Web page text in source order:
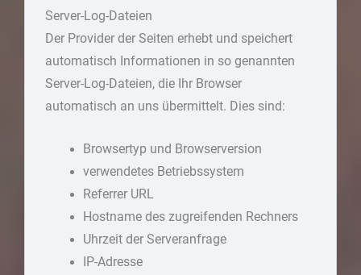
Server-Log-Dateien
Der Provider der Seiten erhebt und speichert
automatisch Informationen in so genannten
Server-Log-Dateien, die Ihr Browser
automatisch an uns übermittelt. Dies sind:
Browsertyp und Browserversion
verwendetes Betriebssystem
Referrer URL
Hostname des zugreifenden Rechners
Uhrzeit der Serveranfrage
IP-Adresse